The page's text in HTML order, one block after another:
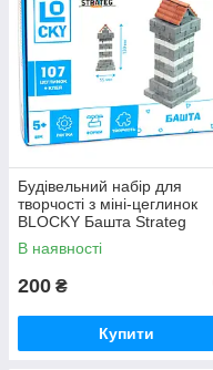
Будівельний набір для
творчості з міні-цеглинок
BLOCKY Башта Strateg
(31022)
В наявності
200 ₴
Купити